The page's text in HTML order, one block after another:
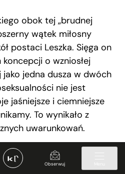
Obserwuj
obok tej „brudnej
wątek miłosny
postaci Leszka. Sięga on
o wzniosłej
jako jedna dusza w dwóch
nie jest
jaśniejsze i ciemniejsze
To wynikało z
uwarunkowań.
te uwarunkowania.